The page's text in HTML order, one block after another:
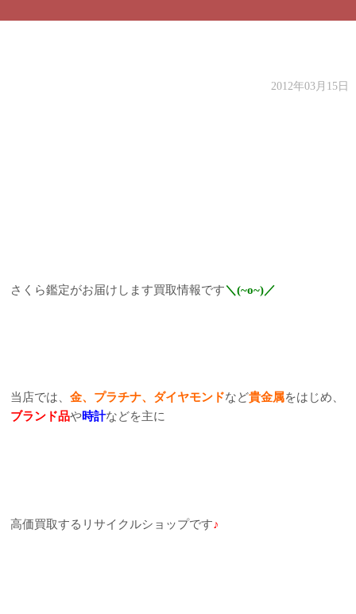
2012年03月15日
さくら鑑定がお届けします買取情報です＼(~o~)／
当店では、金、プラチナ、ダイヤモンドなど貴金属をはじめ、
ブランド品や時計などを主に
高価買取するリサイクルショップです♪